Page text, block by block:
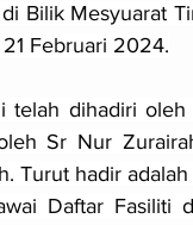
Bilik Mesyuarat
Februari 2024.
telah dihadiri oleh
Sr Nur
Turut hadir
Daftar Fasiliti